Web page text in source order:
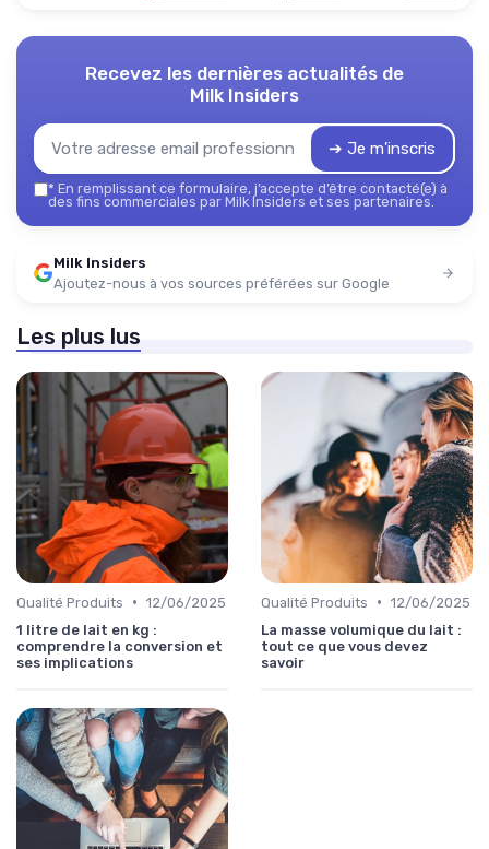
Recevez les dernières actualités de
Milk Insiders
➔ Je m'inscris
* En remplissant ce formulaire, j’accepte d’être contacté(e) à
des fins commerciales par Milk Insiders et ses partenaires.
Milk Insiders
Ajoutez-nous à vos sources préférées sur Google
Les plus lus
Qualité Produits • 12/06/2025
1 litre de lait en kg :
comprendre la conversion et
ses implications
Qualité Produits • 12/06/2025
La masse volumique du lait :
tout ce que vous devez
savoir